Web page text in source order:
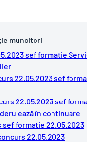
muncitori
22.05.2023
formatie 22.05.2023
în continuare
22.05.2023 sef
22.05.2023 sef
sef formatie